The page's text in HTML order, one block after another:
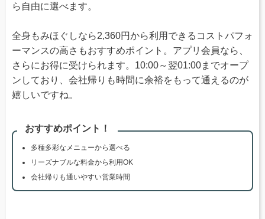
ら自由に選べます。
全身もみほぐしなら2,360円から利用できるコストパフォ
ーマンスの高さもおすすめポイント。アプリ会員なら、
さらにお得に受けられます。10:00～翌01:00までオープ
ンしており、会社帰りも時間に余裕をもって通えるのが
嬉しいですね。
おすすめポイント！
多種多彩なメニューから選べる
リーズナブルな料金から利用OK
会社帰りも通いやすい営業時間